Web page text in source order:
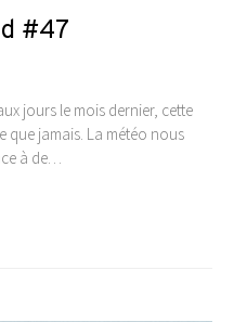
#47
jours le mois dernier, cette
que jamais. La météo nous
à de…